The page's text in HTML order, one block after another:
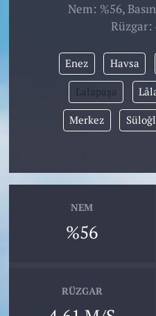
Nem: %56,
Rüzgar:
Enez Havsa
Lalapaşa
Merkez
NEM
%56
RÜZGAR